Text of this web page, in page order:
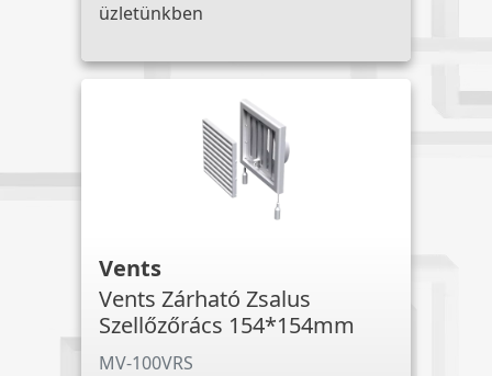
üzletünkben
Vents
Vents Zárható Zsalus
Szellőzőrács 154*154mm
MV-100VRS